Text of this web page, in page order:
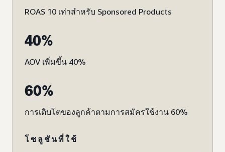
ROAS 10 เท่าสำหรับ Sponsored Products
40%
AOV เพิ่มขึ้น 40%
60%
การเติบโตของลูกค้าตามการสมัครใช้งาน 60%
โซลูชันที่ใช้